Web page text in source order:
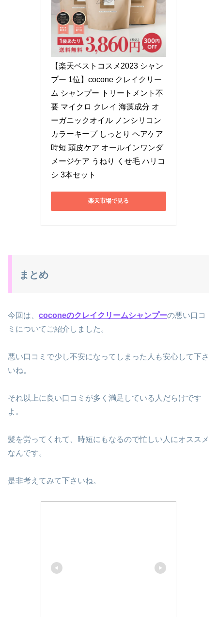
【楽天ベストコスメ2023 シャン
プー 1位】cocone クレイクリー
ム シャンプー トリートメント不
要 マイクロ クレイ 海藻成分 オ
ーガニックオイル ノンシリコン
カラーキープ しっとり ヘアケア
時短 頭皮ケア オールインワンダ
メージケア うねり くせ毛 ハリコ
シ 3本セット
楽天市場で見る
まとめ
今回は、 coconeのクレイクリームシャンプーの悪い口コ
ミについてご紹介しました。
悪い口コミで少し不安になってしまった人も安心して下さ
いね。
それ以上に良い口コミが多く満足している人だらけです
よ。
髪を労ってくれて、時短にもなるので忙しい人にオススメ
なんです。
是非考えてみて下さいね。